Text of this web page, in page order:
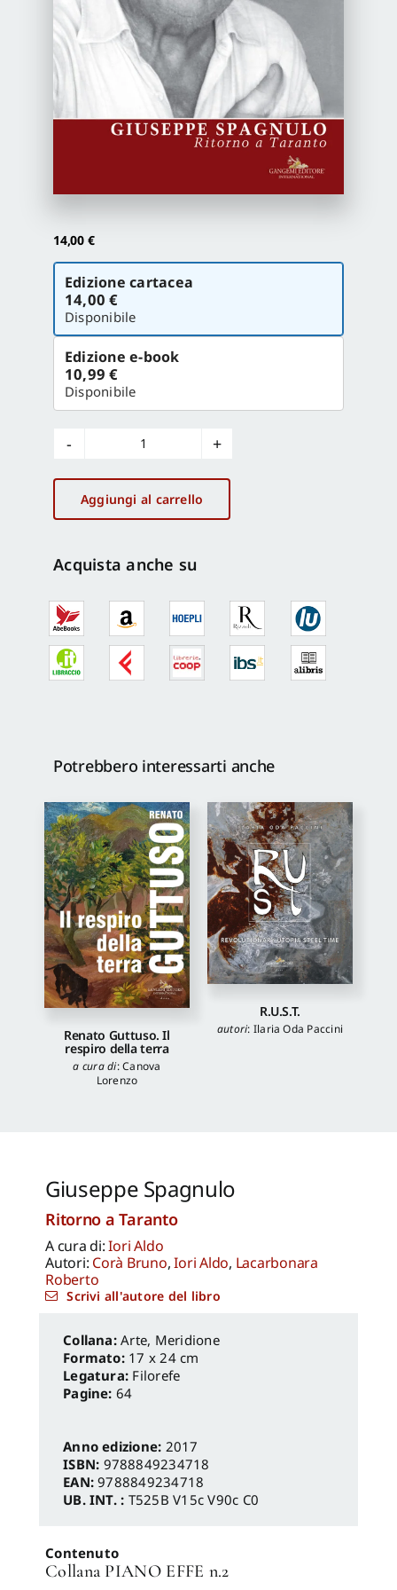
Proposte di pubblicazione
Gangemi Editore
14,00 €
Scegli
versione
Edizione cartacea
14,00 €
Disponibile
Edizione e-book
10,99 €
Disponibile
Giuseppe
Spagnulo
quantità
Aggiungi al carrello
Acquista anche su
Potrebbero interessarti anche
Renato Guttuso. Il
respiro della terra
a cura di:Canova
Lorenzo
R.U.S.T.
autori: Ilaria Oda Paccini
Giuseppe Spagnulo
Ritorno a Taranto
A cura di:Iori Aldo
Autori: Corà Bruno,Iori Aldo, Lacarbonara
Roberto
Scrivi all'autore del libro
Arte, Meridione
Formato: 17 x 24 cm
Legatura: Filorefe
Pagine: 64
Anno edizione: 2017
ISBN: 9788849234718
EAN:9788849234718
UB. INT. : T525B V15c V90c C0
Contenuto
Collana PIANO EFFE n.2